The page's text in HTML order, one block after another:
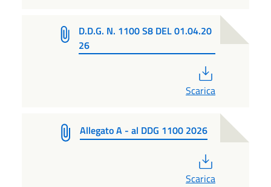
D.D.G. N. 1100 S8 DEL 01.04.20
26
Scarica
Allegato A - al DDG 1100 2026
Scarica